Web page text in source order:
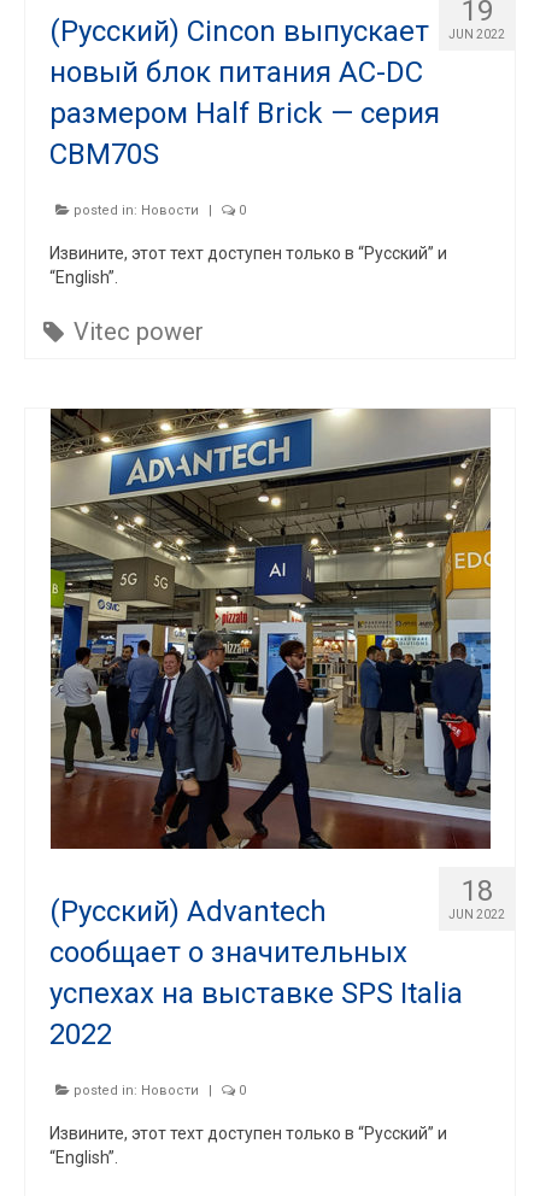
19
JUN 2022
(Русский) Cincon выпускает
новый блок питания AC-DC
размером Half Brick — серия
CBM70S
posted in: Новости | 0
Извините, этот техт доступен только в “Русский” и
“English”.
Vitec power
18
JUN 2022
(Русский) Advantech
сообщает о значительных
успехах на выставке SPS Italia
2022
posted in: Новости | 0
Извините, этот техт доступен только в “Русский” и
“English”.